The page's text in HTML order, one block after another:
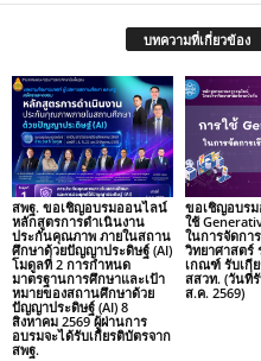
บทความที่เกี่ยวข้อง
สพฐ. ขอเชิญอบรมออนไลน์
หลักสูตรการดำเนินงาน
ประกันคุณภาพ ภายในสถาน
ศึกษาด้วยปัญญาประดิษฐ์ (AI)
โมดูลที่ 2 การกำหนด
มาตรฐานการศึกษาและเป้า
หมายของสถานศึกษาด้วย
ปัญญาประดิษฐ์ (AI) 8
สิงหาคม 2569 ผู้ผ่านการ
อบรมจะได้รับเกียรติบัตรจาก
สพฐ.
ขอเชิญอบร
ใช้
ในการจัดกา
วิทยาศาสตร์
เกณฑ์ รับเกี
สสวท. (วันที่
ส.ค. 2569)